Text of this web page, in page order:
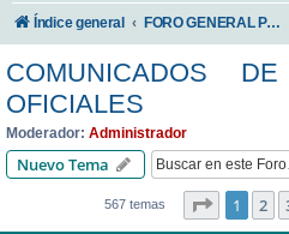
Índice general FORO GENERAL PARA TODOS LOS USUARIOS
COMUNICADOS
OFICIALES
Moderador: Administrador
Nuevo Tema
567 temas Página
1 2